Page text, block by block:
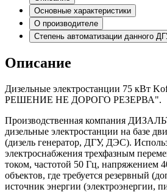
Основные характеристики
О производителе
Степень автоматизации данного
Описание
Дизельные электростанции 75
РЕШЕНИЕ НЕ ДОРОГО РЕЗЕРВА".
Производственная компания
дизельные электростанции на базе
(дизель генератор, ДГУ, ДЭС).
электроснабжения трехфазным
током, частотой 50 Гц, напряжением
объектов, где требуется резервный
источник энергии (электроэнергии,